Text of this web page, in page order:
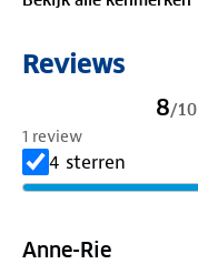
Reviews
8/10
1 review
4 sterren
Anne-Rie